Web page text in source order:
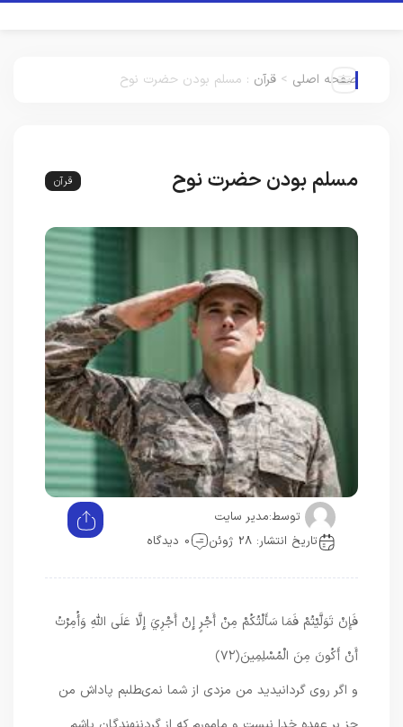
صفحه اصلی > قرآن : مسلم بودن حضرت نوح
مسلم بودن حضرت نوح قرآن
توسط:مدیر سایت
تاریخ انتشار: 28 ژوئن
0 دیدگاه
فَإِنْ تَوَلَّيْتُمْ فَمَا سَأَلْتُكُمْ مِنْ أَجْرٍ إِنْ أَجْرِيَ إِلَّا عَلَى اللَّهِ وَأُمِرْتُ
أَنْ أَكُونَ مِنَ الْمُسْلِمِينَ﴿۷۲﴾
و اگر روى گردانيديد من مزدى از شما نمى‏طلبم پاداش من